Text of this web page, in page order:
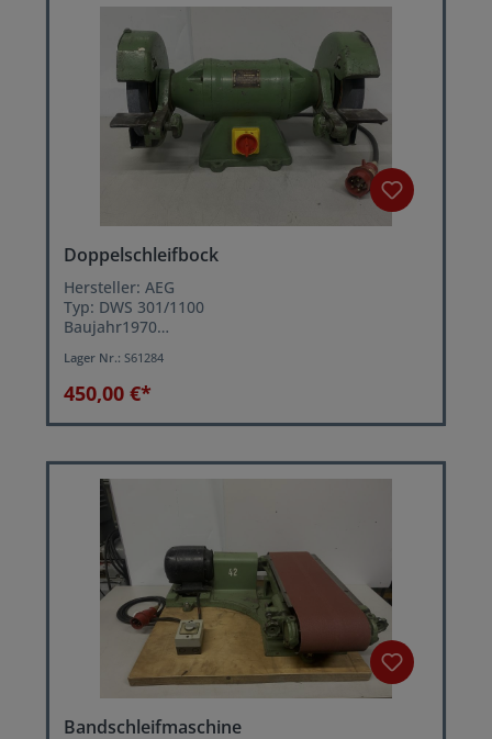
Doppelschleifbock
Hersteller: AEG
Typ: DWS 301/1100
Baujahr1970
Motorleistung: 1,1 kW
Drehzahl: 1500 U/min.
Lager Nr.: S61284
450,00 €*
Bandschleifmaschine